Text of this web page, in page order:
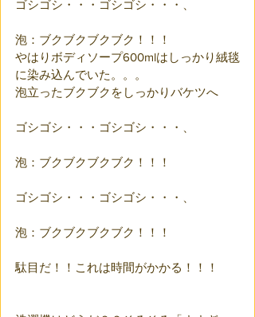
ゴシゴシ・・・ゴシゴシ・・・、
泡：ブクブクブクブク！！！
やはりボディソープ600mlはしっかり絨毯
に染み込んでいた。。。
泡立ったブクブクをしっかりバケツへ
ゴシゴシ・・・ゴシゴシ・・・、
泡：ブクブクブクブク！！！
ゴシゴシ・・・ゴシゴシ・・・、
泡：ブクブクブクブク！！！
駄目だ！！これは時間がかかる！！！